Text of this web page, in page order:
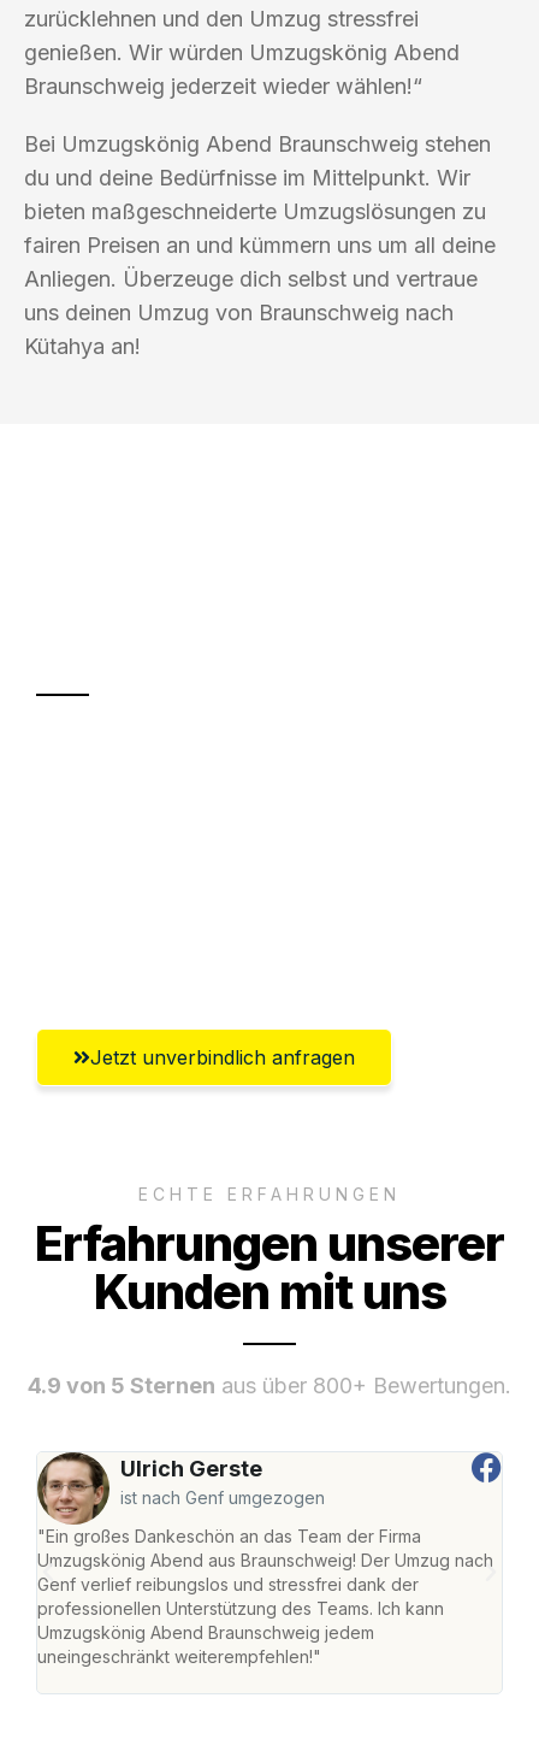
zurücklehnen und den Umzug stressfrei
genießen. Wir würden Umzugskönig Abend
Braunschweig jederzeit wieder wählen!“
Bei Umzugskönig Abend Braunschweig stehen
du und deine Bedürfnisse im Mittelpunkt. Wir
bieten maßgeschneiderte Umzugslösungen zu
fairen Preisen an und kümmern uns um all deine
Anliegen. Überzeuge dich selbst und vertraue
uns deinen Umzug von Braunschweig nach
Kütahya an!
Jetzt unverbindlich anfragen
ECHTE ERFAHRUNGEN
Erfahrungen unserer
Kunden mit uns
4.9 von 5 Sternen aus über 800+ Bewertungen.
Ulrich Gerste
ist nach Genf umgezogen
"Ein großes Dankeschön an das Team der Firma
Umzugskönig Abend aus Braunschweig! Der Umzug nach
Genf verlief reibungslos und stressfrei dank der
professionellen Unterstützung des Teams. Ich kann
Umzugskönig Abend Braunschweig jedem
uneingeschränkt weiterempfehlen!"